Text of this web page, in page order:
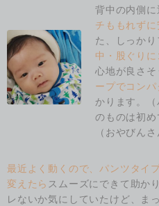
背中の内側
チももれず
た、しっか
中・股ぐり
心地が良さ
ープでコン
かります。
のものは初め
（おやびんさ
最近よく動くので、パンツタイ
変えたら スムーズにできて助か
レないか気にしていたけど、ま